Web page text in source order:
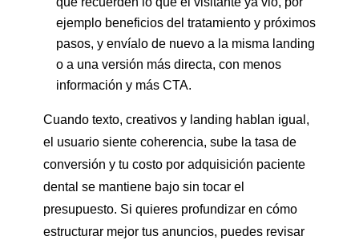
ejemplo beneficios del tratamiento y próximos
pasos, y envíalo de nuevo a la misma landing
o a una versión más directa, con menos
información y más CTA.
Cuando texto, creativos y landing hablan igual,
el usuario siente coherencia, sube la tasa de
conversión y tu costo por adquisición paciente
dental se mantiene bajo sin tocar el
presupuesto. Si quieres profundizar en cómo
estructurar mejor tus anuncios, puedes revisar